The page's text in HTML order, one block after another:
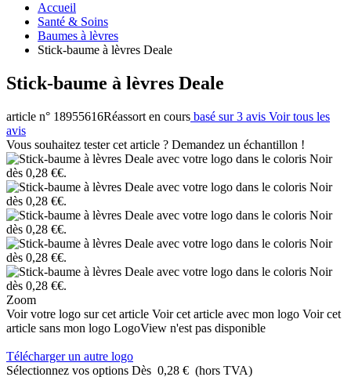
Accueil
Santé & Soins
Baumes à lèvres
Stick-baume à lèvres Deale
Stick-baume à lèvres Deale
article n° 18955616Réassort en cours basé sur 3 avis Voir tous les
avis
Vous souhaitez tester cet article ? Demandez un échantillon !
Zoom
Voir votre logo sur cet article Voir cet article avec mon logo Voir cet
article sans mon logo LogoView n'est pas disponible
Télécharger un autre logo
Sélectionnez vos options Dès 0,28 € (hors TVA)